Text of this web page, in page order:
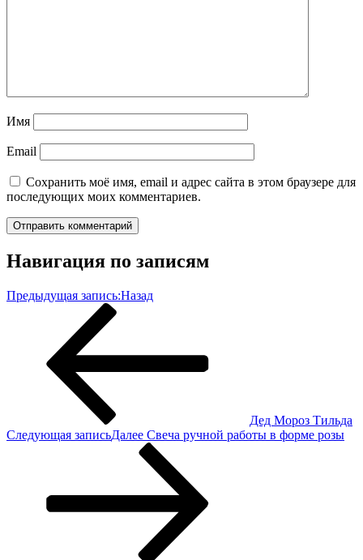
Имя
Email
Сохранить моё имя, email и адрес сайта в этом браузере для
последующих моих комментариев.
Навигация по записям
Предыдущая запись:Назад
Дед Мороз Тильда
Следующая записьДалее Свеча ручной работы в форме розы